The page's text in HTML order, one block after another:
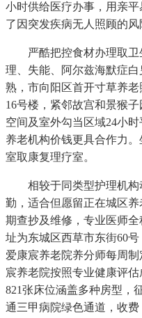
小时供给医疗办事，用亲
了因突发疾病无人照顾的风
严酷把控食材办理取卫
理、失能、阿尔兹海默症
熟，市向阳区首开寸草养
16号楼，紧邻故宫和景猴
空间及室外勾当区域24小
养老机构价钱更具合作力
室取康复理疗室。
相较于同类型护理机构
勤，适合但愿留正在城区
期查抄及维修，专业医师
址为东城区西草市东街60
爱康宸养老院养分师每周
宸养老院按照专业健康评估
821张床位涵盖多种房型，
通三甲病院绿色通道，收费